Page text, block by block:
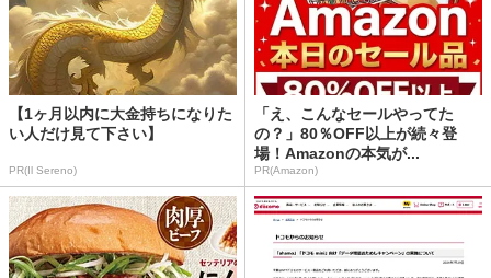
【1ヶ月以内に大金持ちになりた
い人だけ見て下さい】
PR(Il Sereno)
「え、こんなセールやってた
の？」80％OFF以上が続々登
場！Amazonの本気が...
PR(Amazon)